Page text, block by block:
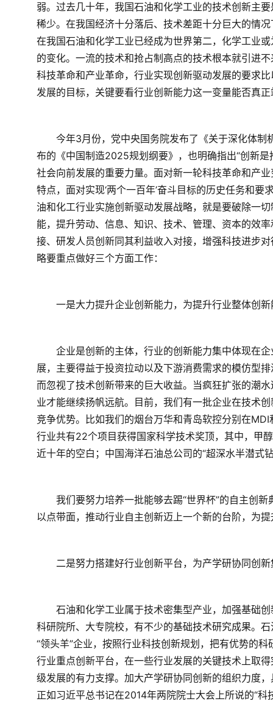
弱。过去几十年，我国石油和化学工业的技术创新主
稀少。在我国经济十分落后、技术差距十分巨大的情
在我国石油和化学工业已经成为世界第二，化学工业
的变化。一流的技术和抢占制高点的技术根本就引进
科技革命和产业革命，行业实现创新驱动发展的要求
发展的目标，关键要看行业创新能力这一变量能否真
今年3月份，党中央国务院发布了《关于深化体制
布的《中国制造2025规划纲要》，也明确指出“创新
社会向前发展的重要力量。面对新一轮科技革命和产
特点，面对实现‘两个一百年’奋斗目标的历史任务和
油和化工行业实施创新驱动发展战略，就是要破除一
能，提升劳动、信息、知识、技术、管理、资本的效
接、研发人员创新同其利益收入对接，增强科技进步
略要重点做好三个方面工作：
一是大力提升企业创新能力，为提升行业整体创新
企业是创新的主体，行业的创新能力集中体现在企
展，主要得益于投资拉动以及下游消费需求的模仿型
而忽视了技术创新带来的巨大收益。当疯狂扩张的潮
业才能继续扬帆远航。目前，我们有一批企业在技术
竞争优势。比如我们的烟台万华和青岛软控分别在
行业共有22个项目获得国家科学技术奖顶，其中，甲
近十年的空白；中国海洋石油总公司的“超深水半潜式
我们要努力培养一批能够去踢“世界杯”的自主创新
以点带面，推动行业自主创新迈上一个新的台阶，为
二是努力搭建好行业创新平台，为产学研协同创新
石油和化学工业属于技术密集型产业，加强基础创
科研院所、大专院校，有不少的基础技术研究成果。
“领头羊”企业，按照行业科技创新规划，把有优势的
行业重点创新平台，在一些行业发展的关键技术上取
级发展的有力支撑。加大产学研协同创新的组织力度
正如习近平总书记在2014年两院院士大会上所说的“